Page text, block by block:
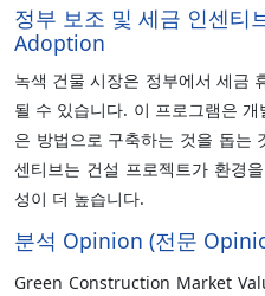
정부 보조 및 세금 인센티
Adoption
녹색 건물 시장은 정부에서 세금
될 수 있습니다. 이 프로그램은
은 방법으로 구축하는 것을 돕는
센티브는 건설 프로젝트가 환경
성이 더 높습니다.
분석 Opinion (전문
Green Construction Market